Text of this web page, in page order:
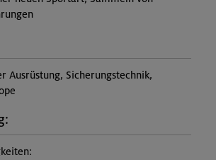
Ausrüstung, Sicherungstechnik,